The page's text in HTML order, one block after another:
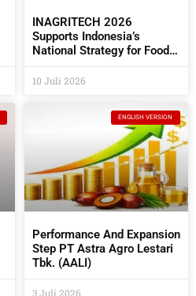
INAGRITECH 2026
Supports Indonesia’s
National Strategy for Food
10 Juli 2026
ENGLISH VERSION
Performance And Expansion
Step PT Astra Agro Lestari
Tbk. (AALI)
3 Juli 2026